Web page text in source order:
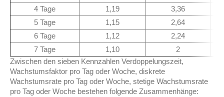
4 Tage
1,19
3,36
5 Tage
1,15
2,64
6 Tage
1,12
2,24
7 Tage
1,10
2
Zwischen den sieben Kennzahlen Verdoppelungszeit,
Wachstumsfaktor pro Tag oder Woche, diskrete
Wachstumsrate pro Tag oder Woche, stetige Wachstumsrate
pro Tag oder Woche bestehen folgende Zusammenhänge: